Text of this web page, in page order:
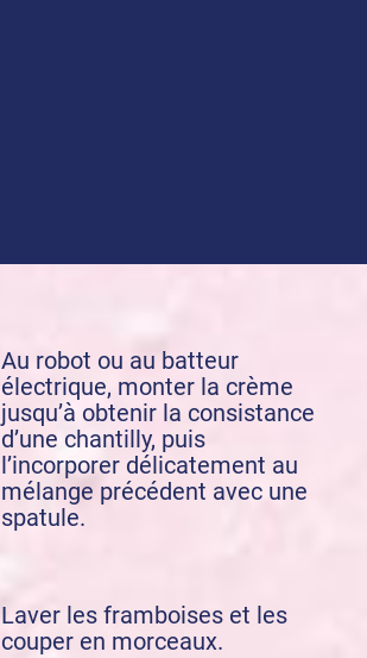
Au robot ou au batteur
électrique, monter la crème
jusqu’à obtenir la consistance
d’une chantilly, puis
l’incorporer délicatement au
mélange précédent avec une
spatule.
Laver les framboises et les
couper en morceaux.